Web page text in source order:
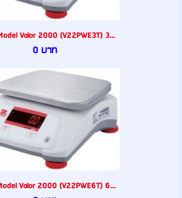
Valor 2000 (V22PWE3T) 3...
0 บาท
Valor 2000 (V22PWE6T) 6...